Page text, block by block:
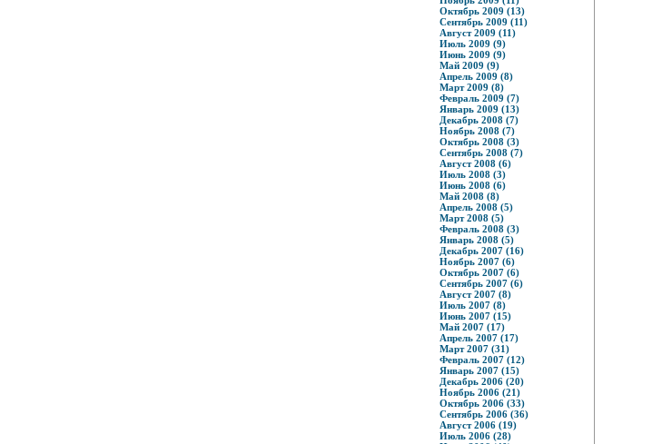
Октябрь 2009 (13)
Сентябрь 2009 (11)
Август 2009 (11)
Июль 2009 (9)
Июнь 2009 (9)
Май 2009 (9)
Апрель 2009 (8)
Март 2009 (8)
Февраль 2009 (7)
Январь 2009 (13)
Декабрь 2008 (7)
Ноябрь 2008 (7)
Октябрь 2008 (3)
Сентябрь 2008 (7)
Август 2008 (6)
Июль 2008 (3)
Июнь 2008 (6)
Май 2008 (8)
Апрель 2008 (5)
Март 2008 (5)
Февраль 2008 (3)
Январь 2008 (5)
Декабрь 2007 (16)
Ноябрь 2007 (6)
Октябрь 2007 (6)
Сентябрь 2007 (6)
Август 2007 (8)
Июль 2007 (8)
Июнь 2007 (15)
Май 2007 (17)
Апрель 2007 (17)
Март 2007 (31)
Февраль 2007 (12)
Январь 2007 (15)
Декабрь 2006 (20)
Ноябрь 2006 (21)
Октябрь 2006 (33)
Сентябрь 2006 (36)
Август 2006 (19)
Июль 2006 (28)